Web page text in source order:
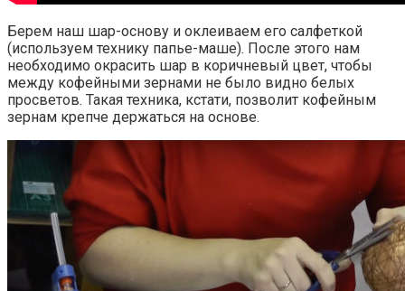
Берем наш шар-основу и оклеиваем его салфеткой
(используем технику папье-маше). После этого нам
необходимо окрасить шар в коричневый цвет, чтобы
между кофейными зернами не было видно белых
просветов. Такая техника, кстати, позволит кофейным
зернам крепче держаться на основе.